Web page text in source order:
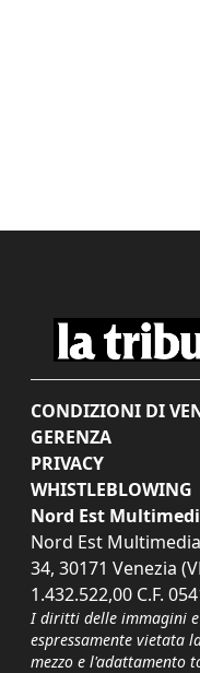
CONDIZIONI DI
GERENZA
PRIVACY
WHISTLEBLOWING
Nord Est
Nord Est
34, 30171 Venezia
1.432.522,00 C.F.
I diritti delle immagini
espressamente vietata
mezzo e l'adattamento